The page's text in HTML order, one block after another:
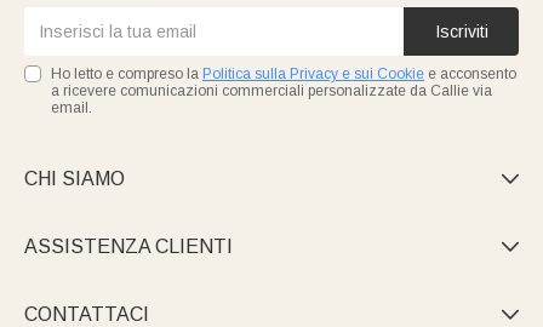
Iscriviti
Ho letto e compreso la Politica sulla Privacy e sui Cookie e acconsento
a ricevere comunicazioni commerciali personalizzate da Callie via
email.
CHI SIAMO 
ASSISTENZA CLIENTI 
CONTATTACI 